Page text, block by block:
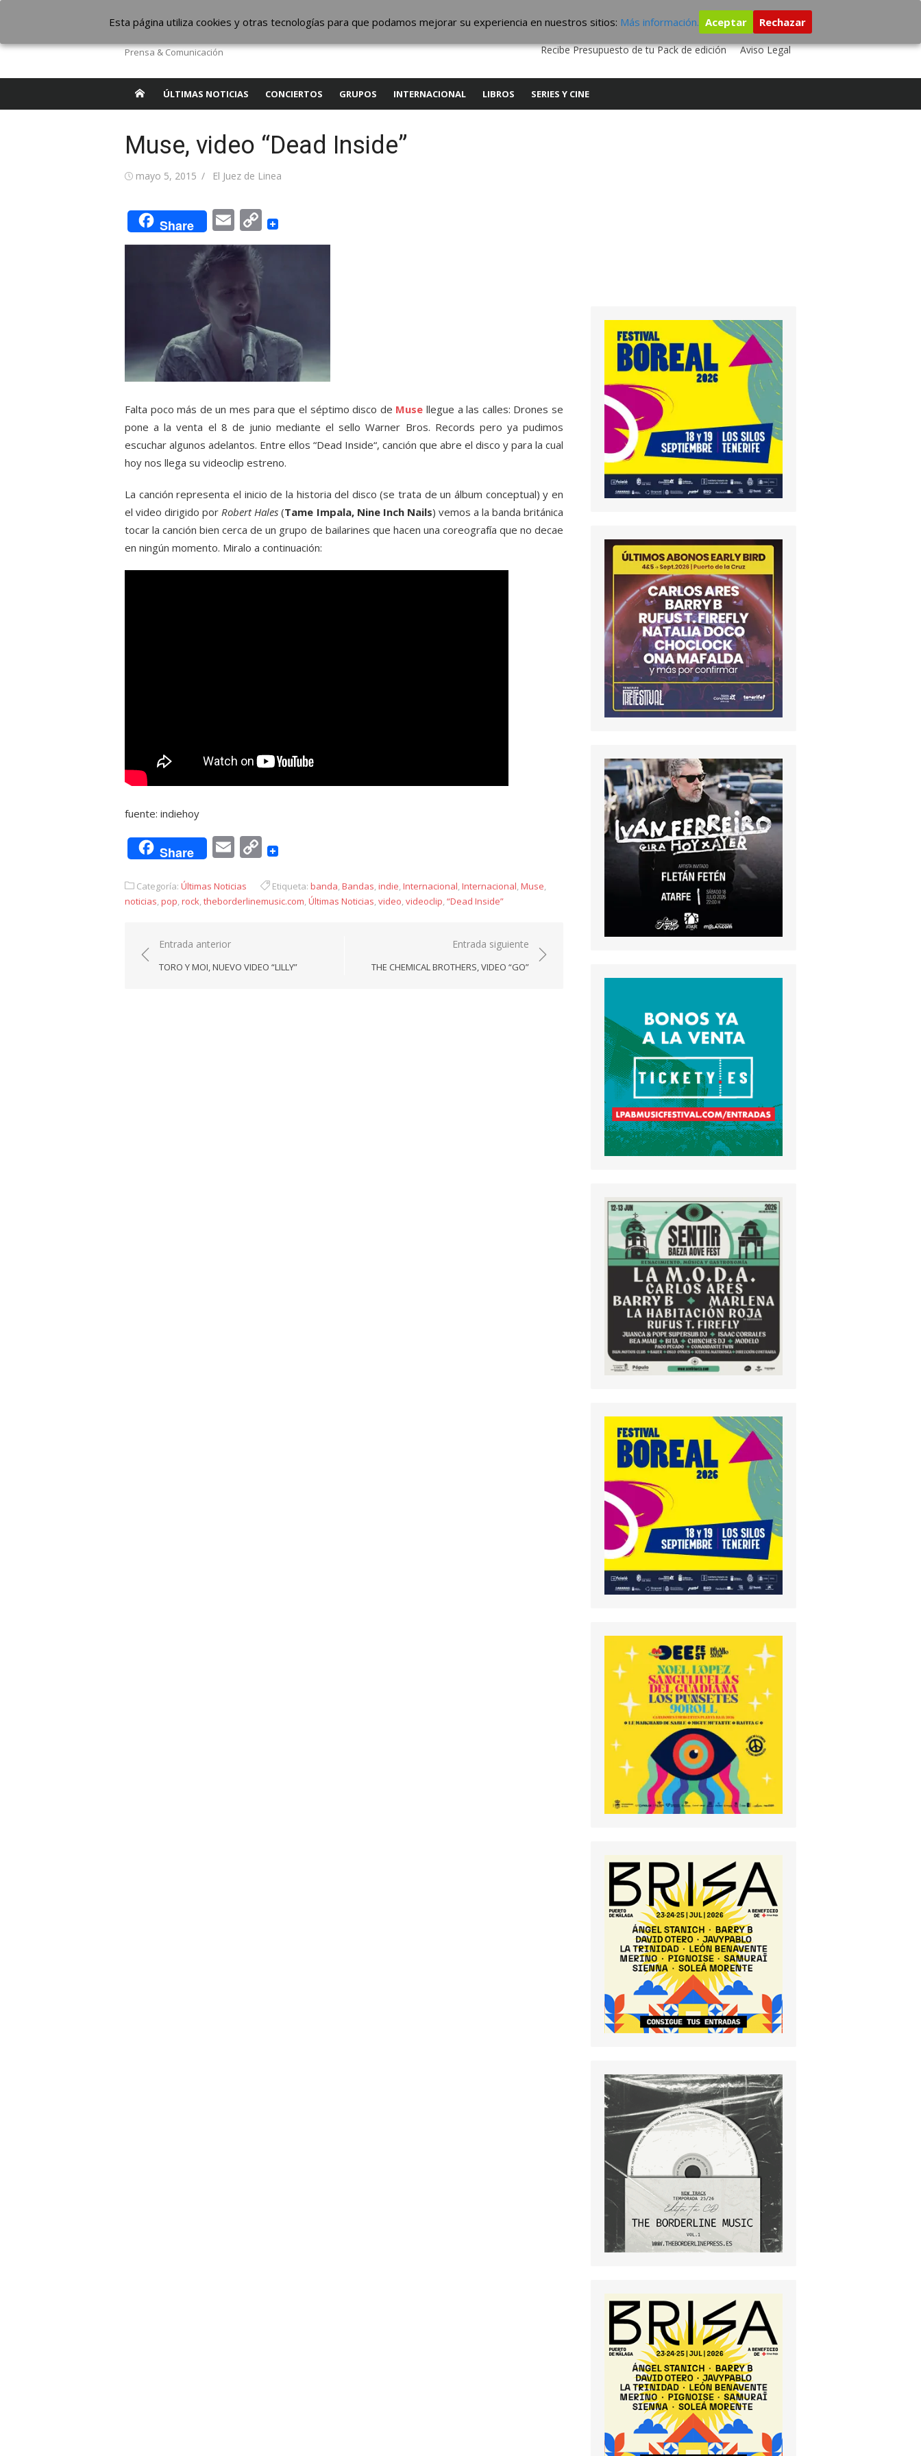
contenido
The Borderline Music
Prensa & Comunicación
QUIENES SOMOS CONTACTO SERVICIOS EDITA TU DISCO
ESTUDIO DE GRABACIÓN
Recibe Presupuesto de tu Pack de edición
Aviso Legal
ÚLTIMAS NOTICIAS CONCIERTOS GRUPOS INTERNACIONAL LIBROS SERIES Y CINE
Muse, video “Dead Inside”
Publicada
mayo 5, 2015 Autor
El Juez de Linea
Share EmailCopy
Link
Falta poco más de un mes para que el séptimo disco de Muse llegue a las calles: Drones se
pone a la venta el 8 de junio mediante el sello Warner Bros. Records pero ya pudimos
escuchar algunos adelantos. Entre ellos “Dead Inside“, canción que abre el disco y para la cual
hoy nos llega su videoclip estreno.
La canción representa el inicio de la historia del disco (se trata de un álbum conceptual) y en
el video dirigido porRobert Hales (Tame Impala, Nine Inch Nails) vemos a la banda británica
tocar la canción bien cerca de un grupo de bailarines que hacen una coreografía que no decae
en ningún momento. Miralo a continuación:
fuente: indiehoy
Share EmailCopy
Categoría: Últimas Noticias Etiqueta: banda,Bandas,indie,Internacional,Internacional,Muse,
noticias,pop,rock,theborderlinemusic.com,Últimas Noticias,video,videoclip,“Dead Inside”
Navegación
de
Entrada anterior
TORO Y MOI, NUEVO VIDEO “LILLY”
Entrada siguiente
THE CHEMICAL BROTHERS, VIDEO “GO”
Esta página utiliza cookies y otras tecnologías para que podamos mejorar su experiencia en nuestros sitios: Más información. Aceptar Rechazar